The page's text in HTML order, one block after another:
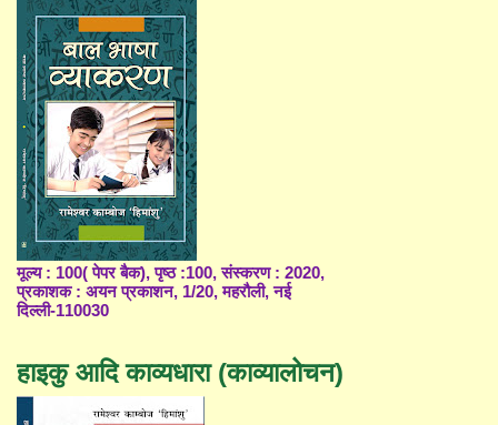
मूल्य : 100( पेपर बैक), पृष्ठ :100, संस्करण : 2020,
प्रकाशक : अयन प्रकाशन, 1/20, महरौली, नई
दिल्ली-110030
हाइकु आदि काव्यधारा (काव्यालोचन)